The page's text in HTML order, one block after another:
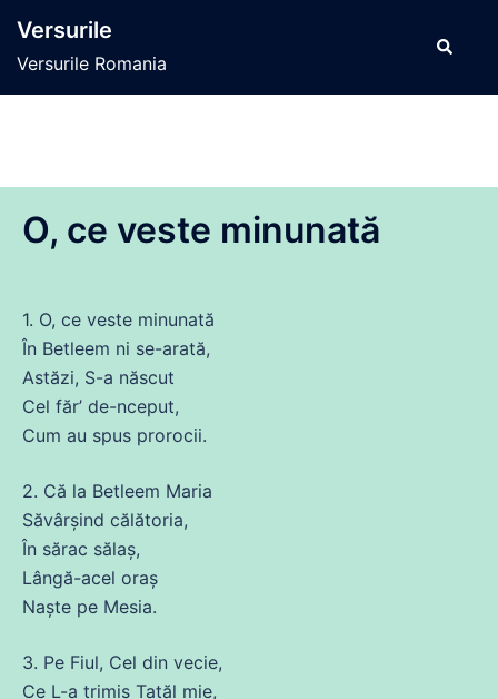
conținut
Versurile
Versurile Romania
Caută
O, ce veste minunată
1. O, ce veste minunată
În Betleem ni se-arată,
Astăzi, S-a născut
Cel făr’ de-nceput,
Cum au spus prorocii.
2. Că la Betleem Maria
Săvârşind călătoria,
În sărac sălaș,
Lângă-acel oraş
Naşte pe Mesia.
3. Pe Fiul, Cel din vecie,
Ce L-a trimis Tatăl mie,